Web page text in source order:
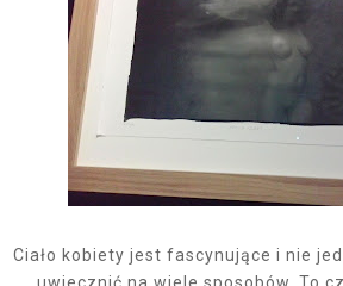
Ciało kobiety jest fascynujące i nie